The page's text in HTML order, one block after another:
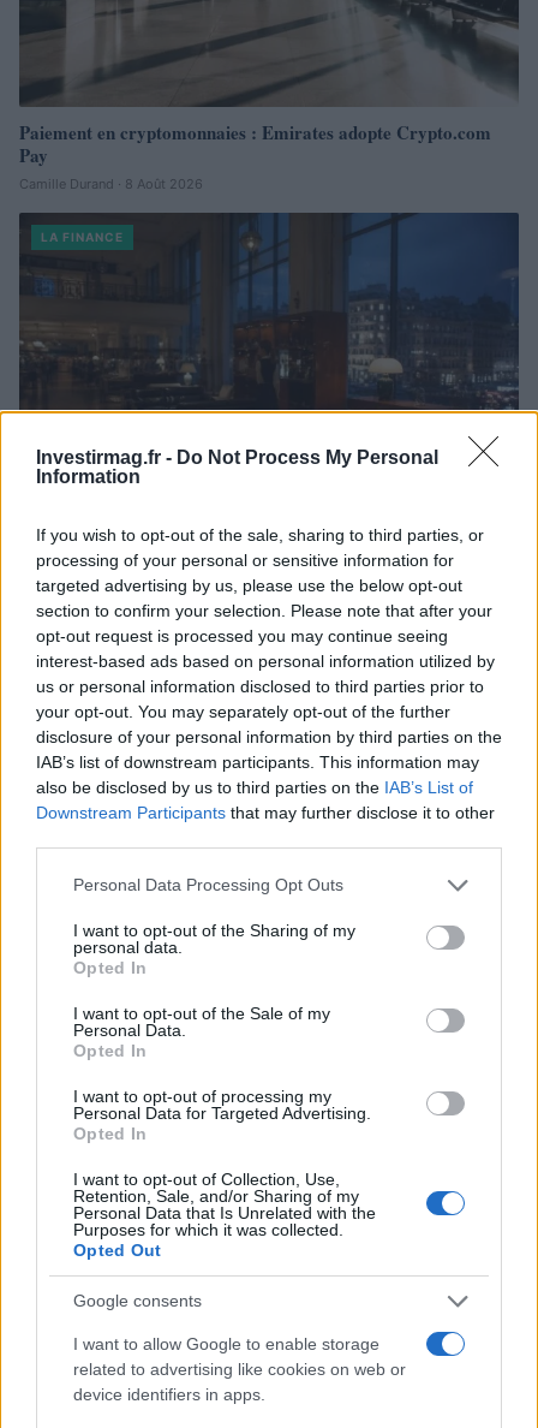
Investirmag.fr - Do Not Process My Personal
Information
If you wish to opt-out of the sale, sharing to third parties, or
processing of your personal or sensitive information for
targeted advertising by us, please use the below opt-out
section to confirm your selection. Please note that after your
opt-out request is processed you may continue seeing
interest-based ads based on personal information utilized by
us or personal information disclosed to third parties prior to
your opt-out. You may separately opt-out of the further
disclosure of your personal information by third parties on the
IAB’s list of downstream participants. This information may
also be disclosed by us to third parties on the IAB’s List of
Downstream Participants that may further disclose it to other
Please note that this website/app uses one or more Google
not limited to your visit or usage behaviour. You may click to
grant or deny consent to Google and its third-party tags to
use your data for below specified purposes in below Google
consent section.
Personal Data Processing Opt Outs
I want to opt-out of the Sharing of my
personal data.
Opted In
I want to opt-out of the Sale of my
Personal Data.
Opted In
I want to opt-out of processing my
Personal Data for Targeted Advertising.
Opted In
I want to opt-out of Collection, Use,
Retention, Sale, and/or Sharing of my
Personal Data that Is Unrelated with the
Purposes for which it was collected.
Opted Out
Google consents
I want to allow Google to enable storage
related to advertising like cookies on web or
device identifiers in apps.
Paiement en cryptomonnaies : Emirates adopte Crypto.com
Pay
Camille Durand · 8 Août 2026
LA FINANCE
Alice Lhabouz : parcours d’une entrepreneuse dans la finance
Thomas Lefevre · 8 Août 2026
INVESTISSEMENTS
adapté à vos objectifs financiers
Thomas Lefevre · 8 Août 2026
COTATIONS CRYPTO
Nom Prix
(KBTC)
Stride Staked Injective
(STINJ)
$16.49